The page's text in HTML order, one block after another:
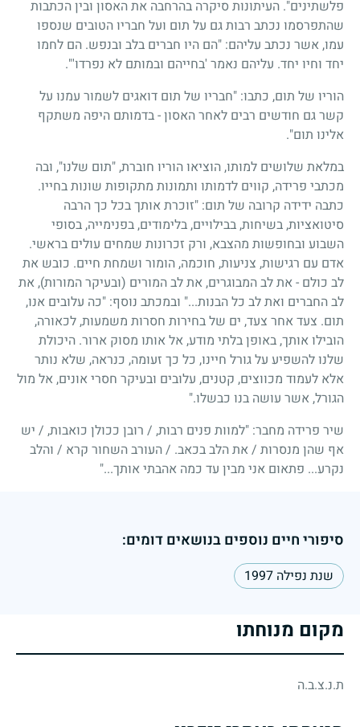
פלשתינים". העיתונות סיקרה בהרחבה את האסון ובין הכתבות
שהתפרסמו נכתב רבות גם על תום ועל חבריו הטובים שנספו
עמו, אשר נכתב עליהם: "הם היו חברים בלב ובנפש. הם לחמו
יחד וחיו יחד. עליהם נאמר 'בחייהם ובמותם לא נפרדו'".
הוריו של תום, כתבו: "חבריו של תום דואגים לשמור עמנו על
קשר גם חודשים רבים לאחר האסון - בדמותם היפה משתקף
אלינו תום".
במלאת שלושים למותו, הוציאו הוריו חוברת, "תום שלנו", ובה
מכתבי פרידה, קווים לדמותו ותמונות מתקופות שונות בחייו.
כתבה ידידה קרובה של תום: "זוכרת אותך בכל כך הרבה
סיטואציות, בשיחות, בבילויים, בלימודים, בפנימייה, בסופי
השבוע ובחופשות מהצבא, ורק זכרונות שמחים עולים בראשי.
אדם עם רגישות, צניעות, חוכמה, הומור ושמחת חיים. כובש את
לב כולם - את לב המבוגרים, את לב המורים (ובעיקר המורות), את
לב החברים ואת לב כל הבנות..." ובמכתב נוסף: "כה עלובים אנו,
תום. צעד אחר צעד, ים של בחירות חסרות משמעות, לכאורה,
הובילו אותך, באופן בלתי מודע, אל אותו מסוק ארור. היכולת
שלנו להשפיע על גורל חיינו, כל כך זעומה, כנראה, שלא נותר
אלא לעמוד מכווצים, קטנים, עלובים ובעיקר חסרי אונים, אל מול
הגורל, אשר עושה בנו כבשלו."
שיר פרידה מחבר: "למוות פנים רבות, / רובן ככולן כואבות, / יש
אף שהן מנסרות /את הלב בכאב. /העורב השחור קרא / והלב
נקרע... פתאום אני מבין עד כמה אהבתי אותך..."
סיפורי חיים נוספים בנושאים דומים:
שנת נפילה 1997
מקום מנוחתו
ת.נ.צ.ב.ה